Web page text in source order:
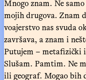
Mnogo znam. Ne
mojih drugova. Znam
voajerstvo nas svuda
završava, a znam i
Putujem – metafizički
Slušam. Pamtim. Ne
ili geograf. Mogao bih